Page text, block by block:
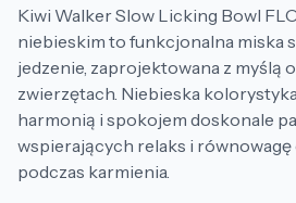
Kiwi Walker Slow Licking Bowl
niebieskim to funkcjonalna miska
jedzenie, zaprojektowana z myślą
zwierzętach. Niebieska
harmonią i spokojem doskonale
wspierających relaks i
podczas karmienia.